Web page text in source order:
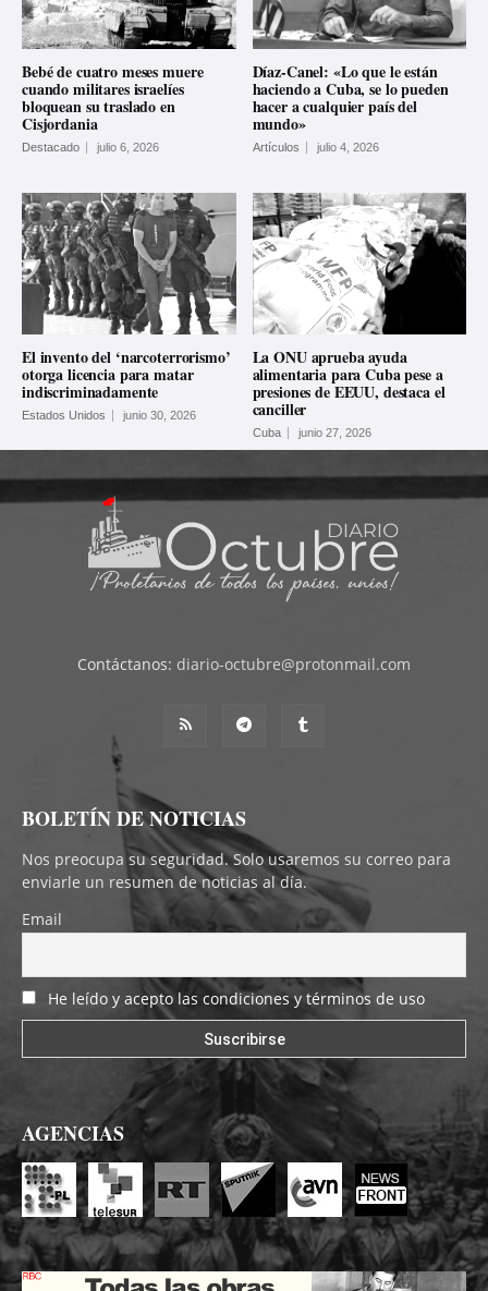
Bebé de cuatro meses muere
cuando militares israelíes
bloquean su traslado en
Cisjordania
Destacado julio 6, 2026
Díaz-Canel: «Lo que le están
haciendo a Cuba, se lo pueden
hacer a cualquier país del
mundo»
Artículos julio 4, 2026
El invento del ‘narcoterrorismo’
otorga licencia para matar
indiscriminadamente
Estados Unidos junio 30, 2026
La ONU aprueba ayuda
alimentaria para Cuba pese a
presiones de EEUU, destaca el
canciller
Cuba junio 27, 2026
Contáctanos: diario-octubre@protonmail.com
BOLETÍN DE NOTICIAS
Nos preocupa su seguridad. Solo usaremos su correo para
enviarle un resumen de noticias al día.
Email
He leído y acepto las condiciones y términos de uso
AGENCIAS